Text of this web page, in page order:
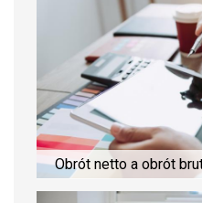
Obrót netto a obrót